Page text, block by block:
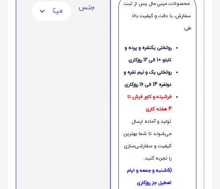
محصولات مینی‌ مال پس از ثبت
سفارش، با دقت و کیفیت بالا
طی:
روتختی یکنفره و پرده و
تابلو 10 الی 12 روزکاری
روتختی یک و نیم نفره و
دونفره 14 الی 16 روزکاری
فرشینه و کاور فرش تا
4 هفته کاری
تولید و آماده ارسال
می‌شوند تا شما بهترین
کیفیت و سفارشی‌سازی
را تجربه کنید.
(5شنبه و جمعه و ایام
تعطیل جز روزکاری
جنس